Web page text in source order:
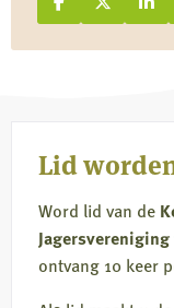
Deel op
Deel
op
Deel op X
Deel
op
Deel
op
Lid
Word lid van de
Jagersvereniging
ontvang 10 keer